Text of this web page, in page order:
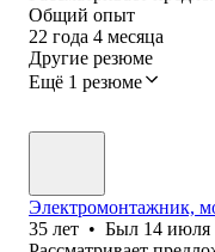
Общий опыт
22 года 4 месяца
Другие резюме
Ещё 1 резюме
Электромонтажник,
35 лет • Был 14 июля